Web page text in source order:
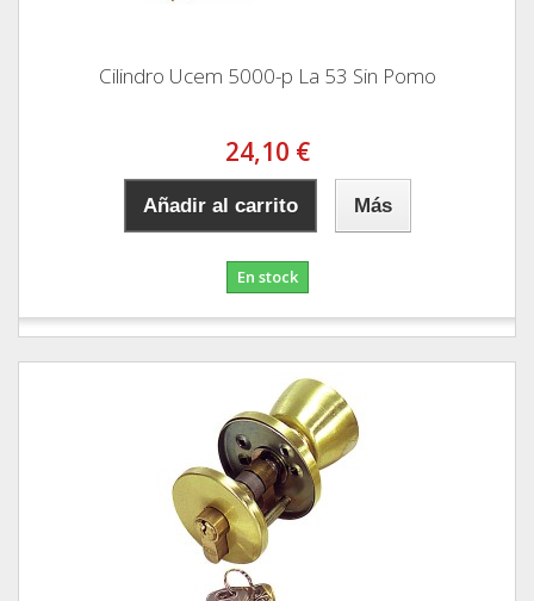
Cilindro Ucem 5000-p La 53 Sin Pomo
24,10 €
Añadir al carrito Más
En stock